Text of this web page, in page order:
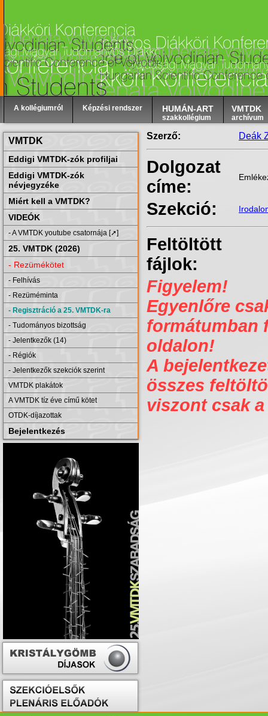
A kollégiumról Képzési rendszer HUMÁN-ART
szakkollégium
VMTDK
archívum
VMTDK
Eddigi VMTDK-zók profiljai
Eddigi VMTDK-zók
névjegyzéke
Miért kell a VMTDK?
VIDEÓK
- A VMTDK youtube csatornája [➚]
25. VMTDK (2026)
- Rezümékötet
- Felhívás
- Rezüméminta
- Regisztráció a 25. VMTDK-ra
- Tudományos bizottság
- Jelentkezők (14)
- Régiók
- Jelentkezők szekciók szerint
VMTDK plakátok
A VMTDK tíz éve című kötet
OTDK-díjazottak
Bejelentkezés
Szerző: Deák
Dolgozat
címe:
Szekció:
Feltöltött
fájlok:
Figyelem!
Egyenlőre
formátumban
oldalon!
A
összes
viszont csak